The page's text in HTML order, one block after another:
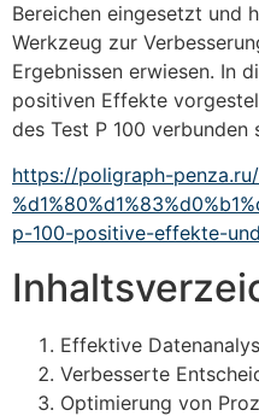
Bereichen eingesetzt und
Werkzeug zur
Ergebnissen erwiesen. In
positiven Effekte
des Test P 100 verbunden
https://poligraph-
p-100-positive-effekte-
Effektive
Verbesserte
Optimierung von